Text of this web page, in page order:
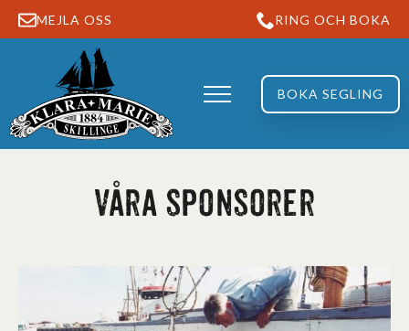
MEJLA OSS RING OCH BOKA
BOKA SEGLING
Våra sponsorer